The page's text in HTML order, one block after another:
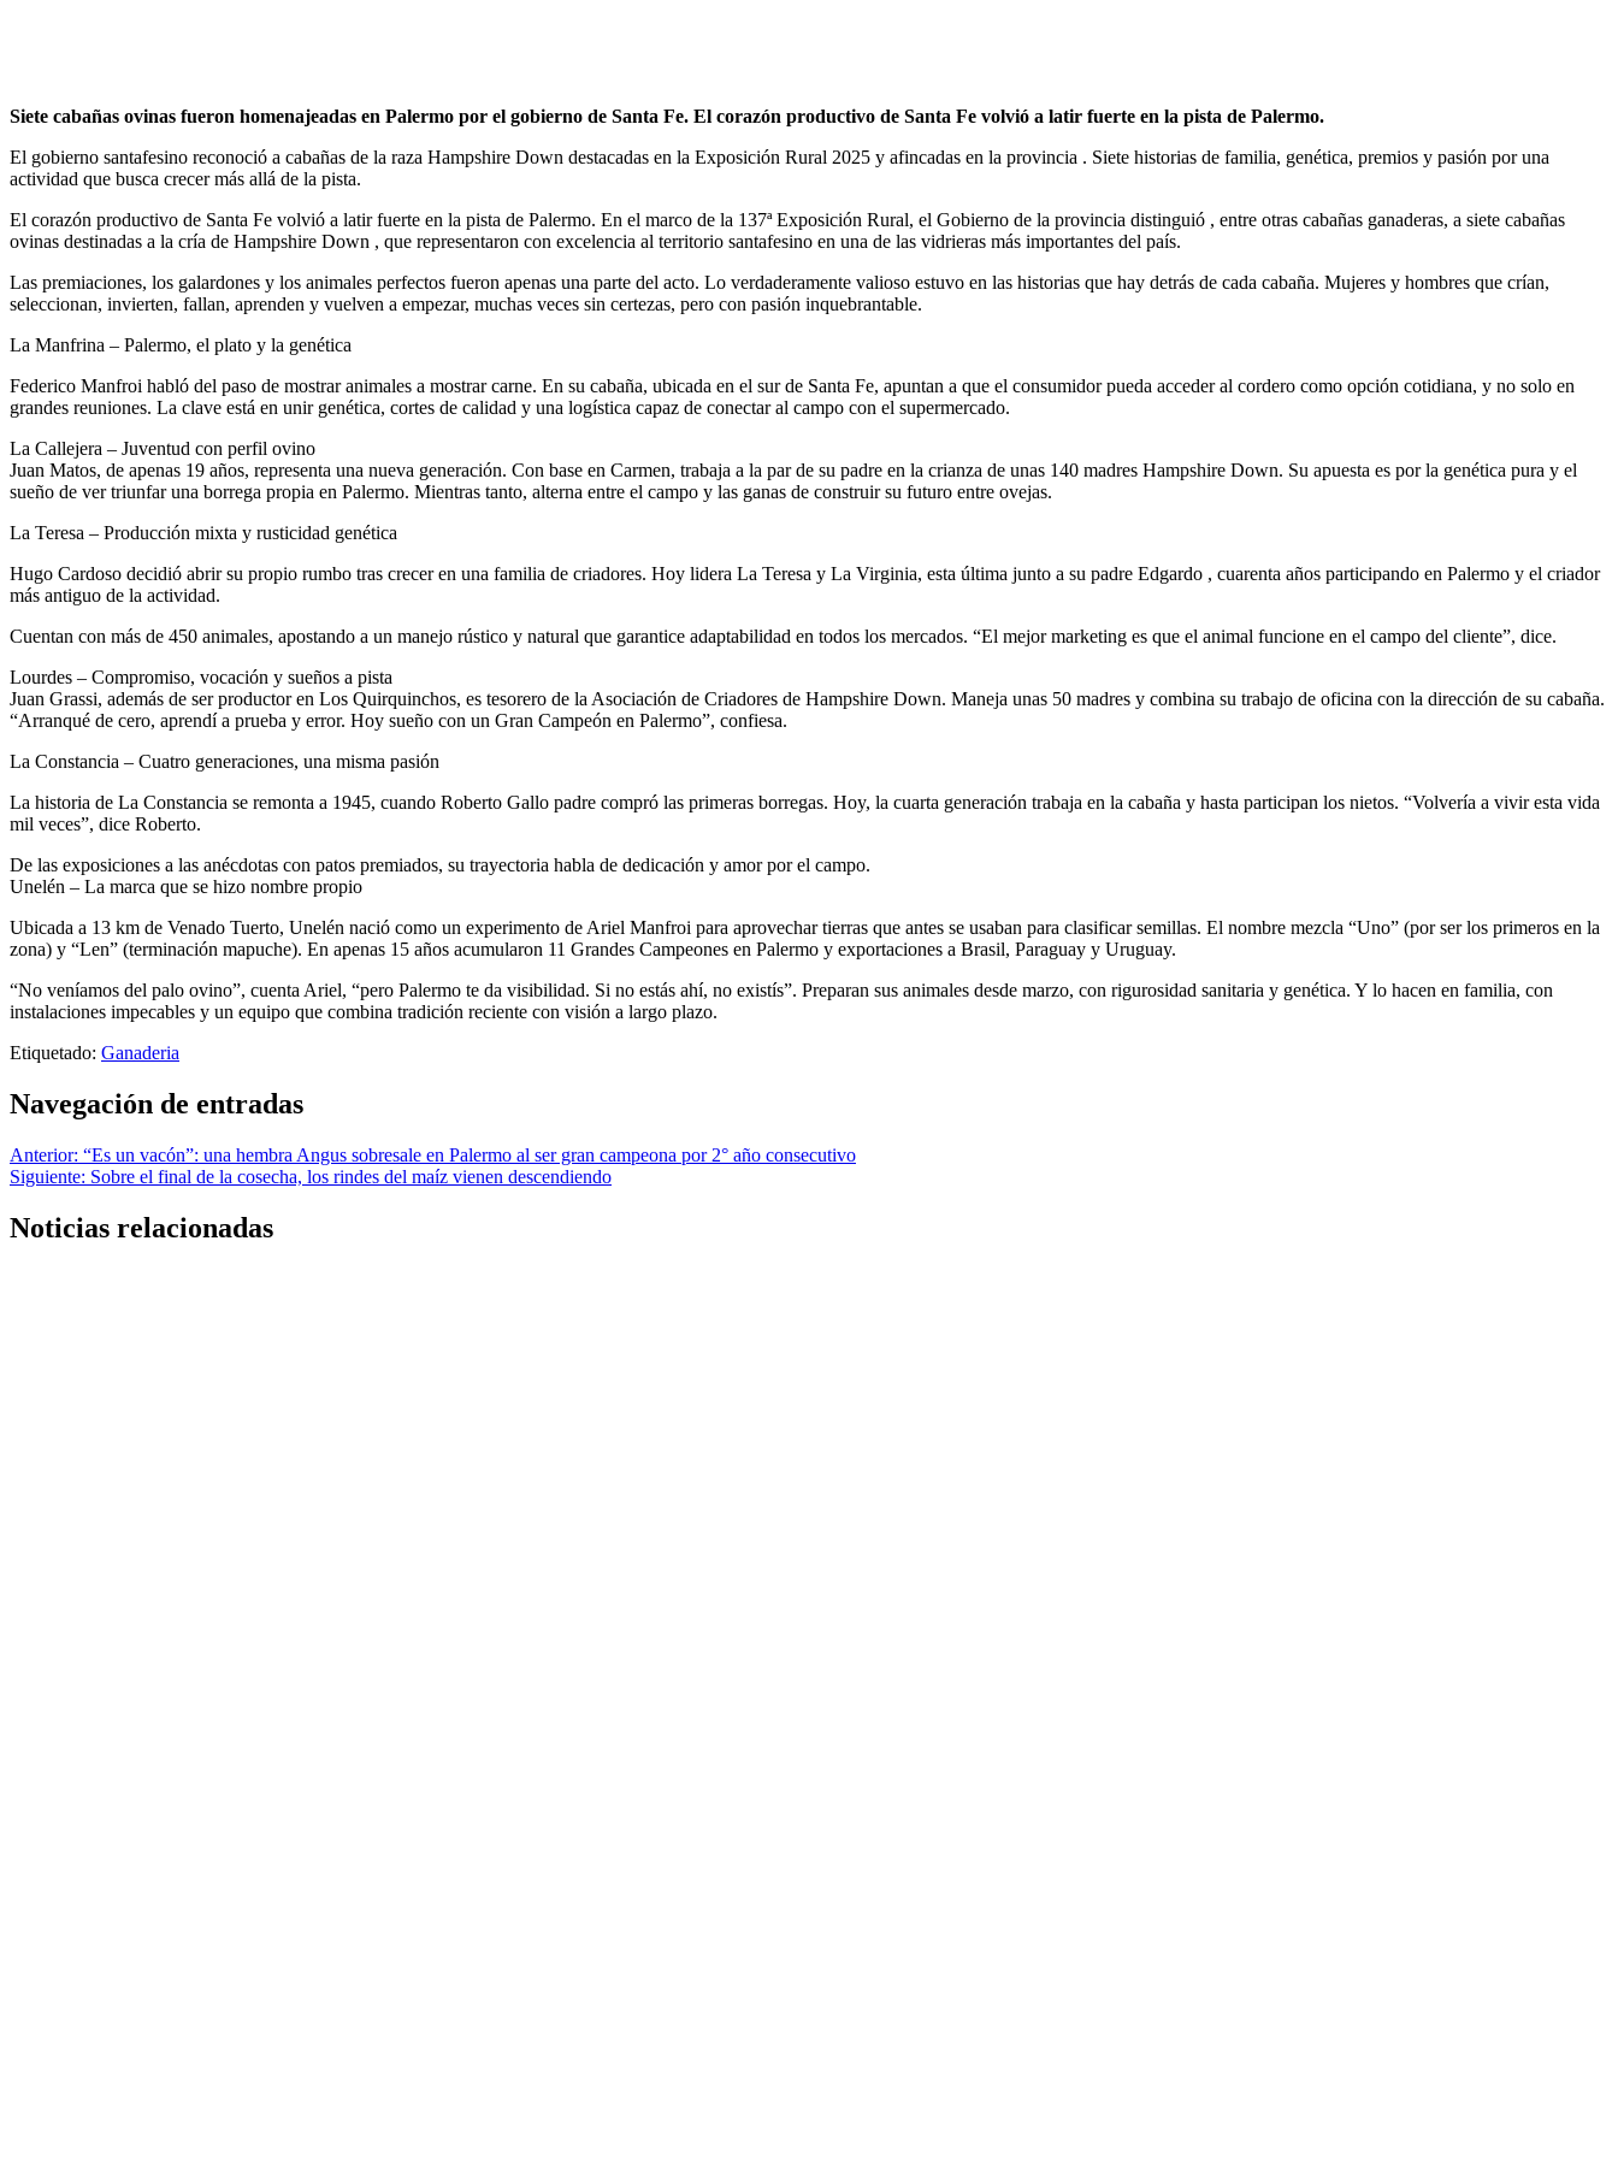
Siete cabañas ovinas fueron homenajeadas en Palermo por el gobierno de Santa Fe. El corazón productivo de Santa Fe volvió a latir fuerte en la pista de Palermo.
El gobierno santafesino reconoció a cabañas de la raza Hampshire Down destacadas en la Exposición Rural 2025 y afincadas en la provincia . Siete historias de familia, genética, premios y pasión por una
actividad que busca crecer más allá de la pista.
El corazón productivo de Santa Fe volvió a latir fuerte en la pista de Palermo. En el marco de la 137ª Exposición Rural, el Gobierno de la provincia distinguió , entre otras cabañas ganaderas, a siete cabañas
ovinas destinadas a la cría de Hampshire Down , que representaron con excelencia al territorio santafesino en una de las vidrieras más importantes del país.
Las premiaciones, los galardones y los animales perfectos fueron apenas una parte del acto. Lo verdaderamente valioso estuvo en las historias que hay detrás de cada cabaña. Mujeres y hombres que crían,
seleccionan, invierten, fallan, aprenden y vuelven a empezar, muchas veces sin certezas, pero con pasión inquebrantable.
La Manfrina – Palermo, el plato y la genética
Federico Manfroi habló del paso de mostrar animales a mostrar carne. En su cabaña, ubicada en el sur de Santa Fe, apuntan a que el consumidor pueda acceder al cordero como opción cotidiana, y no solo en
grandes reuniones. La clave está en unir genética, cortes de calidad y una logística capaz de conectar al campo con el supermercado.
La Callejera – Juventud con perfil ovino
Juan Matos, de apenas 19 años, representa una nueva generación. Con base en Carmen, trabaja a la par de su padre en la crianza de unas 140 madres Hampshire Down. Su apuesta es por la genética pura y el
sueño de ver triunfar una borrega propia en Palermo. Mientras tanto, alterna entre el campo y las ganas de construir su futuro entre ovejas.
La Teresa – Producción mixta y rusticidad genética
Hugo Cardoso decidió abrir su propio rumbo tras crecer en una familia de criadores. Hoy lidera La Teresa y La Virginia, esta última junto a su padre Edgardo , cuarenta años participando en Palermo y el criador
más antiguo de la actividad.
Cuentan con más de 450 animales, apostando a un manejo rústico y natural que garantice adaptabilidad en todos los mercados. “El mejor marketing es que el animal funcione en el campo del cliente”, dice.
Lourdes – Compromiso, vocación y sueños a pista
Juan Grassi, además de ser productor en Los Quirquinchos, es tesorero de la Asociación de Criadores de Hampshire Down. Maneja unas 50 madres y combina su trabajo de oficina con la dirección de su cabaña.
“Arranqué de cero, aprendí a prueba y error. Hoy sueño con un Gran Campeón en Palermo”, confiesa.
La Constancia – Cuatro generaciones, una misma pasión
La historia de La Constancia se remonta a 1945, cuando Roberto Gallo padre compró las primeras borregas. Hoy, la cuarta generación trabaja en la cabaña y hasta participan los nietos. “Volvería a vivir esta vida
mil veces”, dice Roberto.
De las exposiciones a las anécdotas con patos premiados, su trayectoria habla de dedicación y amor por el campo.
Unelén – La marca que se hizo nombre propio
Ubicada a 13 km de Venado Tuerto, Unelén nació como un experimento de Ariel Manfroi para aprovechar tierras que antes se usaban para clasificar semillas. El nombre mezcla “Uno” (por ser los primeros en la
zona) y “Len” (terminación mapuche). En apenas 15 años acumularon 11 Grandes Campeones en Palermo y exportaciones a Brasil, Paraguay y Uruguay.
“No veníamos del palo ovino”, cuenta Ariel, “pero Palermo te da visibilidad. Si no estás ahí, no existís”. Preparan sus animales desde marzo, con rigurosidad sanitaria y genética. Y lo hacen en familia, con
instalaciones impecables y un equipo que combina tradición reciente con visión a largo plazo.
Etiquetado: Ganaderia
Navegación de entradas
Anterior: “Es un vacón”: una hembra Angus sobresale en Palermo al ser gran campeona por 2° año consecutivo
Siguiente: Sobre el final de la cosecha, los rindes del maíz vienen descendiendo
Noticias relacionadas